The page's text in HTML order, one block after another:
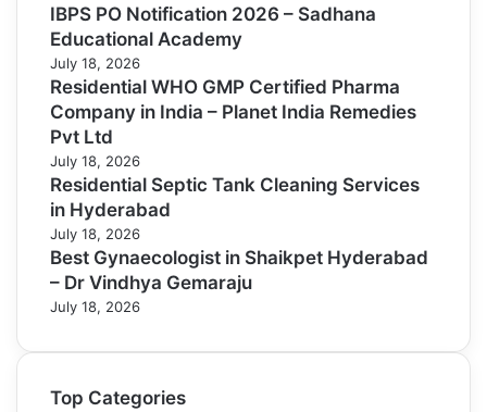
IBPS PO Notification 2026 – Sadhana
Educational Academy
July 18, 2026
Residential WHO GMP Certified Pharma
Company in India – Planet India Remedies
Pvt Ltd
July 18, 2026
Residential Septic Tank Cleaning Services
in Hyderabad
July 18, 2026
Best Gynaecologist in Shaikpet Hyderabad
– Dr Vindhya Gemaraju
July 18, 2026
Top Categories